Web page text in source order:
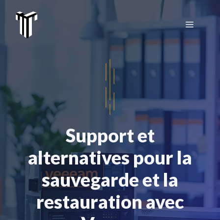
contenu
Menu
Support et
alternatives pour la
sauvegarde et la
restauration avec